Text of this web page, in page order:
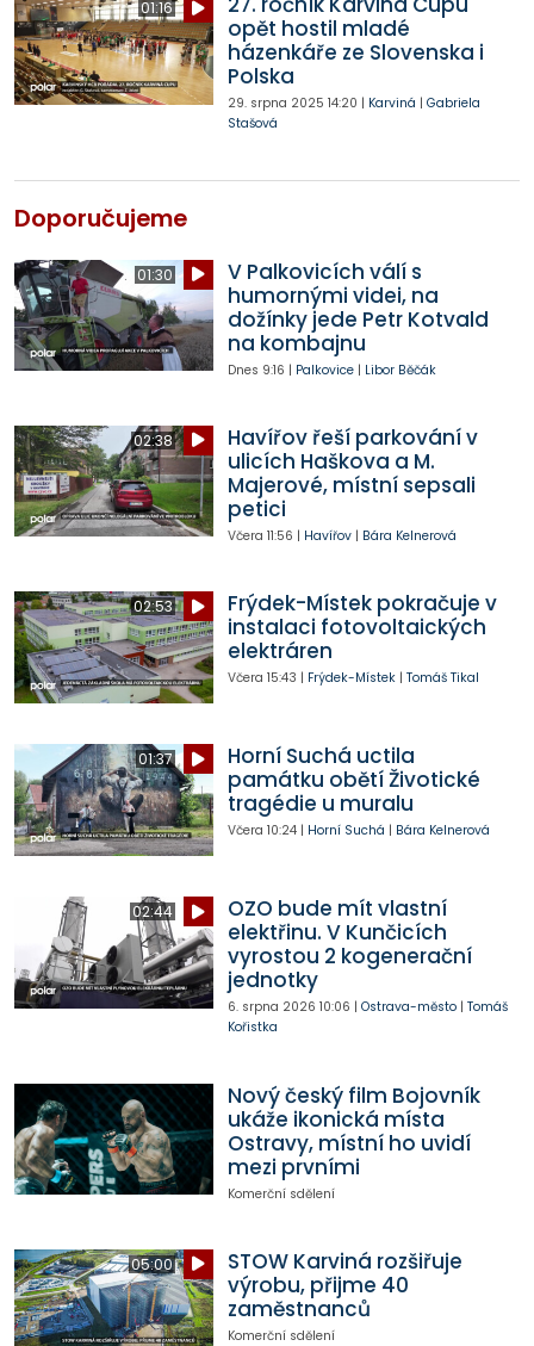
01:16
opět hostil mladé
házenkáře ze Slovenska i
Polska
29. srpna 2025 14:20 | Karviná | Gabriela
Stašová
Doporučujeme
01:30
V Palkovicích válí s
humornými videi, na
dožínky jede Petr Kotvald
na kombajnu
Dnes 9:16 | Palkovice| Libor Běčák
02:38
Havířov řeší parkování v
ulicích Haškova a M.
Majerové, místní sepsali
petici
Včera 11:56 | Havířov| Bára Kelnerová
02:53
Frýdek-Místek pokračuje v
instalaci fotovoltaických
elektráren
Včera 15:43 | Frýdek-Místek| Tomáš Tikal
01:37
Horní Suchá uctila
památku obětí Životické
tragédie u muralu
Včera 10:24| Horní Suchá | Bára Kelnerová
02:44
OZO bude mít vlastní
elektřinu. V Kunčicích
vyrostou 2 kogenerační
jednotky
6. srpna 2026 10:06 | Ostrava-město| Tomáš
Kořistka
Nový český film Bojovník
ukáže ikonická místa
Ostravy, místní ho uvidí
mezi prvními
Komerční sdělení
05:00
STOW Karviná rozšiřuje
výrobu, přijme 40
zaměstnanců
Komerční sdělení